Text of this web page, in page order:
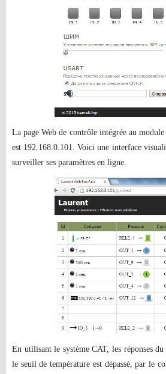
La page Web de contrôle intégrée au
est 192.168.0.101. Voici une interface
surveiller ses paramètres en ligne.
En utilisant le système CAT, les réponses
le seuil de température est dépassé, par le